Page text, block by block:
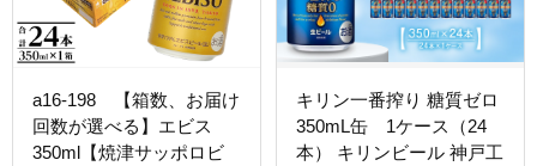
a16-198 【箱数、お届け
回数が選べる】エビス
350ml【焼津サッポロビ
キリン一番搾り 糖質ゼロ
350mL缶 1ケース（24
本） キリンビール 神戸工